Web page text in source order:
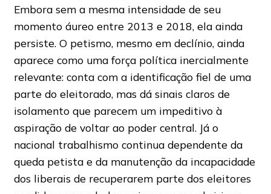
Embora sem a mesma intensidade de seu
momento áureo entre 2013 e 2018, ela ainda
persiste. O petismo, mesmo em declínio, ainda
aparece como uma força política inercialmente
relevante: conta com a identificação fiel de uma
parte do eleitorado, mas dá sinais claros de
isolamento que parecem um impeditivo à
aspiração de voltar ao poder central. Já o
nacional trabalhismo continua dependente da
queda petista e da manutenção da incapacidade
dos liberais de recuperarem parte dos eleitores